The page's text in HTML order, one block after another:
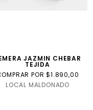
JAZMIN CHEBAR
TEJIDA
POR $1.890,00
LOCAL MALDONADO